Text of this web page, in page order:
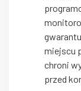
miejscu
chroni
przed